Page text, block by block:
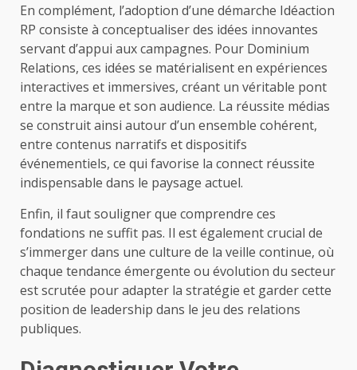
En complément, l’adoption d’une démarche Idéaction
RP consiste à conceptualiser des idées innovantes
servant d’appui aux campagnes. Pour Dominium
Relations, ces idées se matérialisent en expériences
interactives et immersives, créant un véritable pont
entre la marque et son audience. La réussite médias
se construit ainsi autour d’un ensemble cohérent,
entre contenus narratifs et dispositifs
événementiels, ce qui favorise la connect réussite
indispensable dans le paysage actuel.
Enfin, il faut souligner que comprendre ces
fondations ne suffit pas. Il est également crucial de
s’immerger dans une culture de la veille continue, où
chaque tendance émergente ou évolution du secteur
est scrutée pour adapter la stratégie et garder cette
position de leadership dans le jeu des relations
publiques.